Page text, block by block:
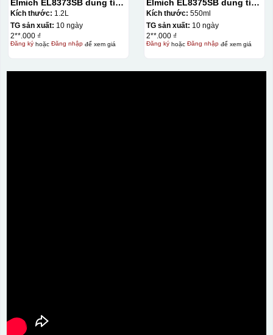
Elmich EL8373SB dung tích
1.2L
Kích thước: 1.2L
TG sản xuất: 10 ngày
2**.000 ₫
Đăng kýhoặc Đăng nhậpđể xem giá
Elmich EL8375SB dung tích
550ml
Kích thước: 550ml
TG sản xuất: 10 ngày
2**.000 ₫
Đăng kýhoặc Đăng nhậpđể xem giá